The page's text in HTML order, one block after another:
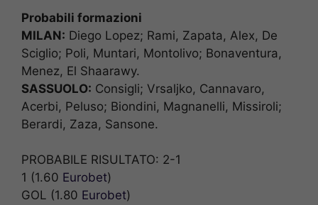
Probabili formazioni
MILAN: Diego Lopez; Rami, Zapata, Alex, De
Sciglio; Poli, Muntari, Montolivo; Bonaventura,
Menez, El Shaarawy.
SASSUOLO: Consigli; Vrsaljko, Cannavaro,
Acerbi, Peluso; Biondini, Magnanelli, Missiroli;
Berardi, Zaza, Sansone.
PROBABILE RISULTATO: 2-1
1 (1.60 Eurobet)
GOL (1.80 Eurobet)